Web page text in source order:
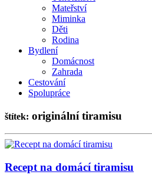
Mateřství
Miminka
Děti
Rodina
Bydlení
Domácnost
Zahrada
Cestování
Spolupráce
štítek: originální tiramisu
Recept na domácí tiramisu